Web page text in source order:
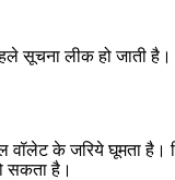
सूचना लीक हो जाती है।
वॉलेट के जरिये घूमता है।
सकता है।